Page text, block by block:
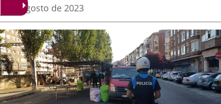
aplicación
externa.
aplicación
externa.
Fecha
de
la
noticia
8 de agosto de 2023